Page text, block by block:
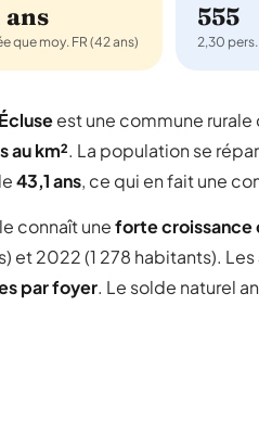
ans
que moy. FR (42 ans)
555
2,30
est une commune
au km². La population se
43,1 ans, ce qui en fait une
connaît uneforte croissance
et 2022 (1 278 habitants). Les
par foyer. Le solde naturel